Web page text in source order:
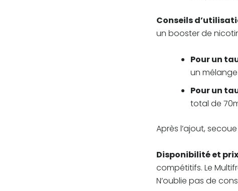
Conseils
un booster de
Pour un
un
Pour un
total de
Après l’ajout,
Disponibilité et
compétitifs. Le
N’oublie pas de